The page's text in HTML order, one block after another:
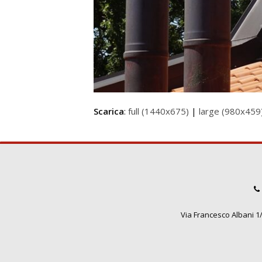
Scarica: full (1440x675) | large
Via Francesco Albani 1/